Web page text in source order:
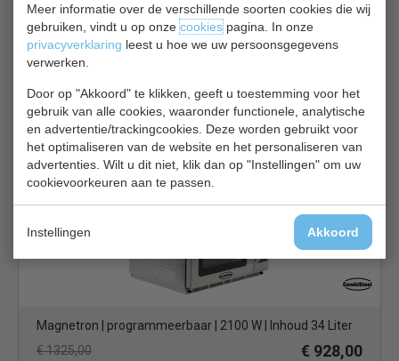
Meer informatie over de verschillende soorten cookies die wij
gebruiken, vindt u op onzecookiespagina. In onze
privacyverklaring leest u hoe we uw persoonsgegevens
verwerken.
Door op "Akkoord" te klikken, geeft u toestemming voor het
gebruik van alle cookies, waaronder functionele, analytische
en advertentie/trackingcookies. Deze worden gebruikt voor
het optimaliseren van de website en het personaliseren van
advertenties. Wilt u dit niet, klik dan op "Instellingen" om uw
cookievoorkeuren aan te passen.
Instellingen Akkoord
Magnetron | 1800W | B53 x D57 x H37 cm | inhoud 34 liter
€ 908,00
€ 735,00
Magnetrons bekijken
Combisteel 7455.1660
Magnetron | programmeerbaar | 2100 W | Inhoud 34 Liter
€ 1325,00
€ 928,00